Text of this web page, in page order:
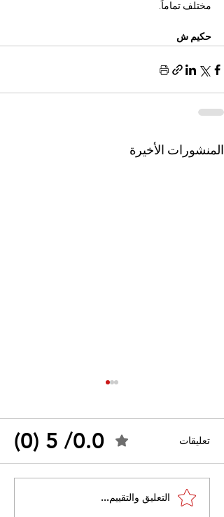
مختلف تماماً.
حكيم ش
المنشورات الأخيرة
القضاء الإداري يقضي بحل
نقابة "كنابست"
تعليقات 0.0/ 5 (0)
التعليق والتقييم...